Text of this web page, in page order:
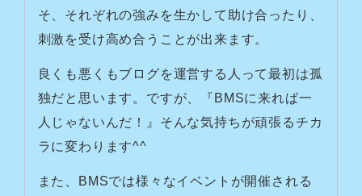
そ、それぞれの強みを生かして助け合ったり、
刺激を受け高め合うことが出来ます。
良くも悪くもブログを運営する人って最初は孤
独だと思います。ですが、『BMSに来れば一
人じゃないんだ！』そんな気持ちが頑張るチカ
ラに変わります^^
また、BMSでは様々なイベントが開催される